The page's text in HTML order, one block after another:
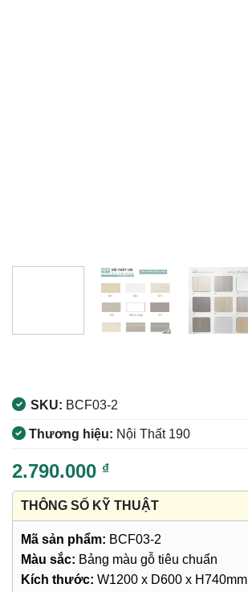
SKU: BCF03-2
Thương hiệu: Nội Thất 190
2.790.000 ₫
THÔNG SỐ KỸ THUẬT
Mã sản phẩm: BCF03-2
Màu sắc: Bảng màu gỗ tiêu chuẩn
Kích thước: W1200 x D600 x H740mm